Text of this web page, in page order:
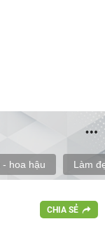
hoa hậu Làm
CHIA SẺ